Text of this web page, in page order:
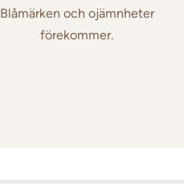
Blåmärken och ojämnheter
förekommer.